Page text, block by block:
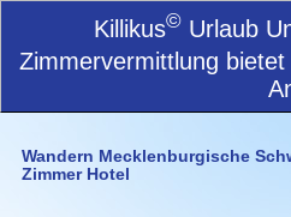
Killikus© Urlaub
Zimmervermittlung
Wandern Mecklenburgische
Zimmer Hotel